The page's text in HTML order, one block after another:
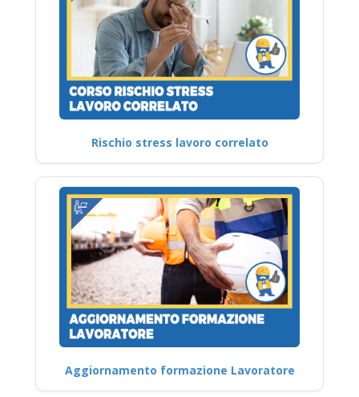
Rischio stress lavoro correlato
Aggiornamento formazione Lavoratore